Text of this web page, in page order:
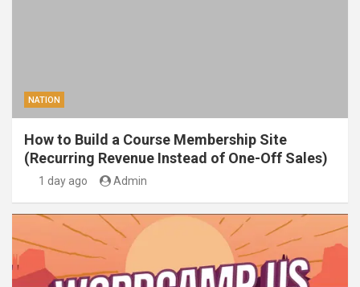
NATION
How to Build a Course Membership Site
(Recurring Revenue Instead of One-Off Sales)
1 day ago Admin